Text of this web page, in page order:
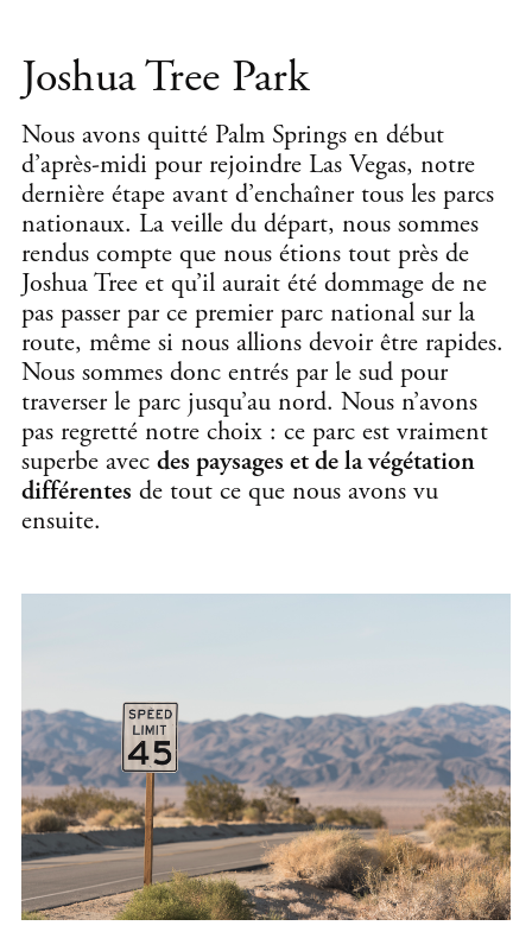
Joshua Tree Park
Nous avons quitté Palm Springs en début
d’après-midi pour rejoindre Las Vegas, notre
dernière étape avant d’enchaîner tous les parcs
nationaux. La veille du départ, nous sommes
rendus compte que nous étions tout près de
Joshua Tree et qu’il aurait été dommage de ne
pas passer par ce premier parc national sur la
route, même si nous allions devoir être rapides.
Nous sommes donc entrés par le sud pour
traverser le parc jusqu’au nord. Nous n’avons
pas regretté notre choix : ce parc est vraiment
superbe avec des paysages et de la végétation
différentes de tout ce que nous avons vu
ensuite.